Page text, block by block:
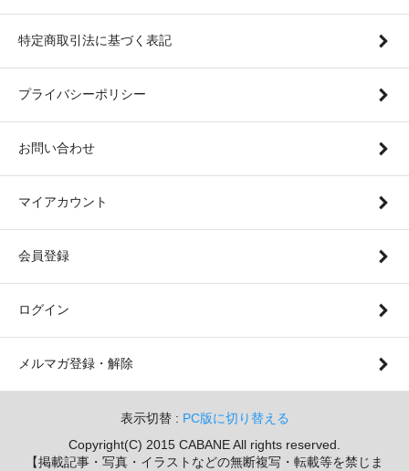
特定商取引法に基づく表記
プライバシーポリシー
お問い合わせ
マイアカウント
会員登録
ログイン
メルマガ登録・解除
表示切替 : PC版に切り替える
Copyright(C) 2015 CABANE All rights reserved.
【掲載記事・写真・イラストなどの無断複写・転載等を禁じま